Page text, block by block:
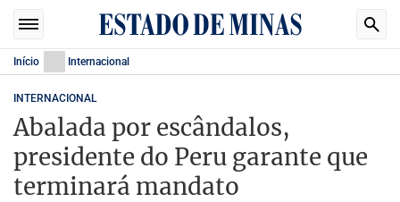
Início Internacional
INTERNACIONAL
Abalada por escândalos,
presidente do Peru garante que
terminará mandato